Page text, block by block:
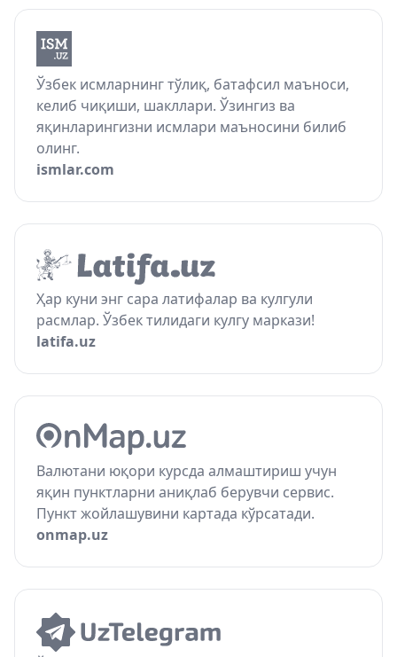
Ўзбек исмларнинг тўлиқ, батафсил маъноси,
келиб чиқиши, шакллари. Ўзингиз ва
яқинларингизни исмлари маъносини билиб
олинг.
ismlar.com
Ҳар куни энг сара латифалар ва кулгули
расмлар. Ўзбек тилидаги кулгу маркази!
latifa.uz
Валютани юқори курсда алмаштириш учун
яқин пунктларни аниқлаб берувчи сервис.
Пункт жойлашувини картада кўрсатади.
onmap.uz